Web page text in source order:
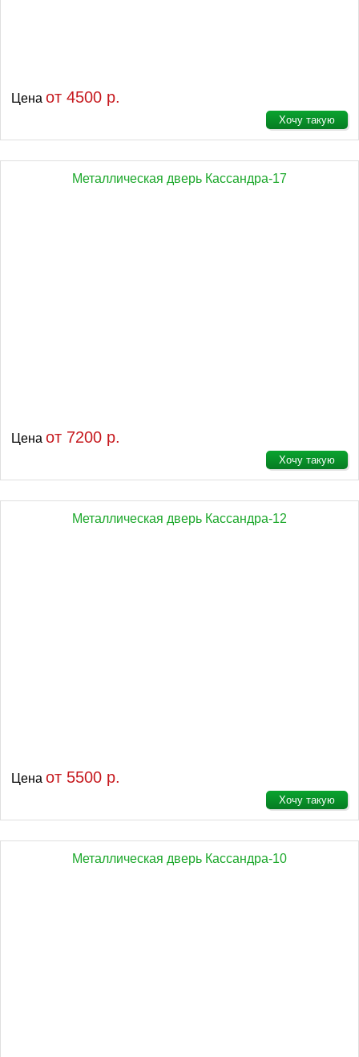
Цена от 4500 р.
Хочу такую
Металлическая дверь Кассандра-17
Цена от 7200 р.
Хочу такую
Металлическая дверь Кассандра-12
Цена от 5500 р.
Хочу такую
Металлическая дверь Кассандра-10